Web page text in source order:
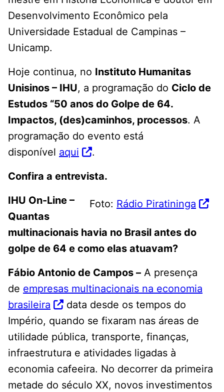
Desenvolvimento Econômico pela
Universidade Estadual de Campinas –
Unicamp.
Hoje continua, no Instituto Humanitas
Unisinos – IHU, a programação do Ciclo de
Estudos “50 anos do Golpe de 64.
Impactos, (des)caminhos, processos. A
programação do evento está
disponível aqui
.
Confira a entrevista.
Foto: Rádio Piratininga
IHU On-Line –
Quantas
multinacionais havia no Brasil antes do
golpe de 64 e como elas atuavam?
Fábio Antonio de Campos – A presença
de empresas multinacionais na economia
brasileira
data desde os tempos do
Império, quando se fixaram nas áreas de
utilidade pública, transporte, finanças,
infraestrutura e atividades ligadas à
economia cafeeira. No decorrer da primeira
metade do século XX, novos investimentos